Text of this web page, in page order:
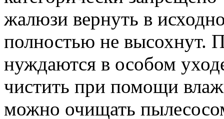
жалюзи вернуть в
полностью не высохнут.
нуждаются в особом
чистить при помощи
можно очищать